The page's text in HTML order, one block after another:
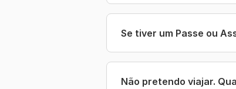
Se tiver um Passe ou
Não pretendo viajar.